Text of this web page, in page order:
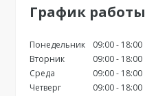
График работы
Понедельник 09:00
18:00
Вторник
09:00
18:00
Среда
09:00
18:00
Четверг
09:00
18:00